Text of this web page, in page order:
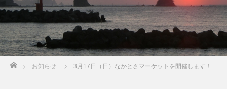
ホーム
お知らせ 3月17日（日）なかとさマーケットを開催します！